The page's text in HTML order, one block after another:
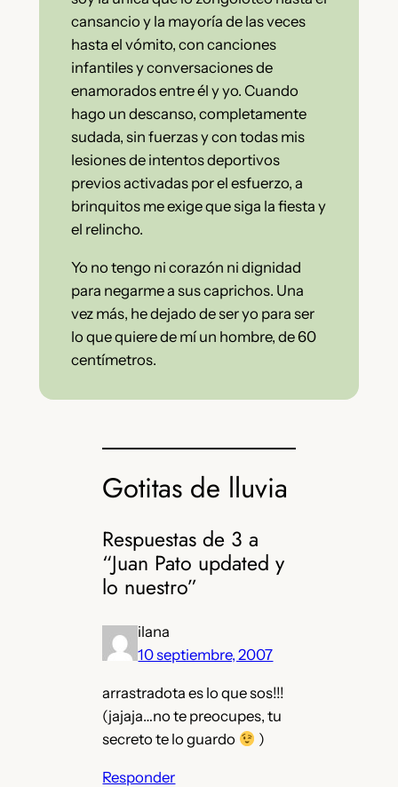
cansancio y la mayoría de las veces
hasta el vómito, con canciones
infantiles y conversaciones de
enamorados entre él y yo. Cuando
hago un descanso, completamente
sudada, sin fuerzas y con todas mis
lesiones de intentos deportivos
previos activadas por el esfuerzo, a
brinquitos me exige que siga la fiesta y
el relincho.
Yo no tengo ni corazón ni dignidad
para negarme a sus caprichos. Una
vez más, he dejado de ser yo para ser
lo que quiere de mí un hombre, de 60
centímetros.
Gotitas de lluvia
Respuestas de 3 a
“Juan Pato updated y
lo nuestro”
ilana
10 septiembre, 2007
arrastradota es lo que sos!!!
(jajaja…no te preocupes, tu
secreto te lo guardo
)
Responder